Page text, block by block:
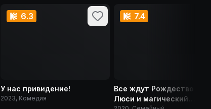
6.3
У нас привидение!
2023, Комедия
7.4
Все ждут Рождество 2:
Люси и магический